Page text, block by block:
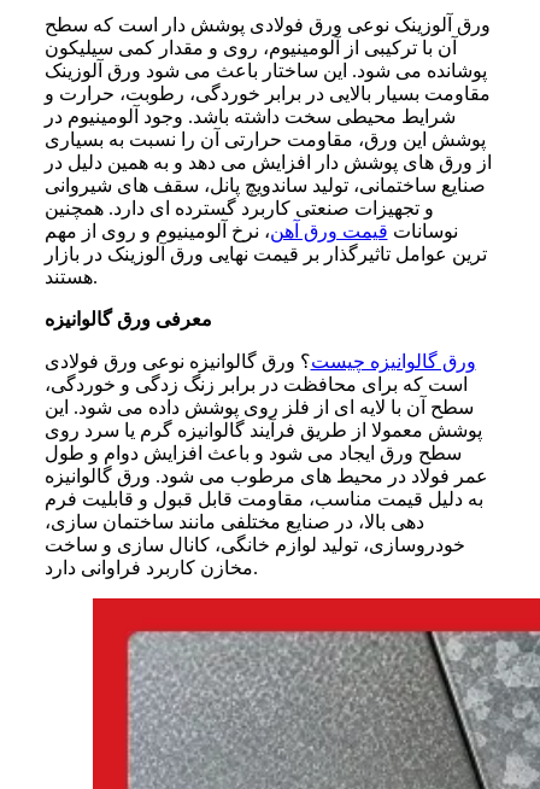
ورق آلوزینک نوعی ورق فولادی پوشش دار است که سطح
آن با ترکیبی از آلومینیوم، روی و مقدار کمی سیلیکون
پوشانده می شود. این ساختار باعث می شود ورق آلوزینک
مقاومت بسیار بالایی در برابر خوردگی، رطوبت، حرارت و
شرایط محیطی سخت داشته باشد. وجود آلومینیوم در
پوشش این ورق، مقاومت حرارتی آن را نسبت به بسیاری
از ورق های پوشش دار افزایش می دهد و به همین دلیل در
صنایع ساختمانی، تولید ساندویچ پانل، سقف های شیروانی
و تجهیزات صنعتی کاربرد گسترده ای دارد. همچنین
نوسانات قیمت ورق آهن، نرخ آلومینیوم و روی از مهم
ترین عوامل تاثیرگذار بر قیمت نهایی ورق آلوزینک در بازار
هستند.
معرفی ورق گالوانیزه
ورق گالوانیزه چیست؟ ورق گالوانیزه نوعی ورق فولادی
است که برای محافظت در برابر زنگ زدگی و خوردگی،
سطح آن با لایه ای از فلز روی پوشش داده می شود. این
پوشش معمولا از طریق فرآیند گالوانیزه گرم یا سرد روی
سطح ورق ایجاد می شود و باعث افزایش دوام و طول
عمر فولاد در محیط های مرطوب می شود. ورق گالوانیزه
به دلیل قیمت مناسب، مقاومت قابل قبول و قابلیت فرم
دهی بالا، در صنایع مختلفی مانند ساختمان سازی،
خودروسازی، تولید لوازم خانگی، کانال سازی و ساخت
مخازن کاربرد فراوانی دارد.